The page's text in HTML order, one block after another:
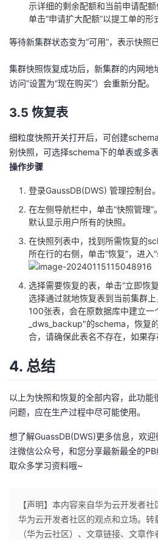
示详细的剩余配额和当前申请配
单击“申请扩大配额”以提工单的形
等待新集群状态变为“可用”，表示快照
集群快照恢复成功后，新集群的内网地
访问”设置为“现在购买”）会重新分配。
3.5 恢复表
细粒度快照开关打开后，可创建
别快照，可选择schema下的单表或多
操作步骤
登录GaussDB(DWS) 管理控制台。
在左侧导航栏中，单击“快照管理”。
默认显示用户所有的快照。
在快照列表中，找到所需恢复的
所在行的右侧，单击“恢复”，进入
选择需要恢复的表，单击“立即恢复
选择通过就地恢复表到当前集群
100张表，会在原数据库中建立一
_dws_backup"的schema，恢复
合，请确保此表名不存在，如果
4. 总结
以上为快照和恢复的全部内容，此功能
问题，应在生产过程中尽可能使用。
想了解GuassDB(DWS)更多信息，欢迎
注微信公众号，和您分享最新最全的
取众多学习资料哦~
【声明】本内容来自华为云开发者
华为云开发者社区的观点和立场。
（华为云社区）、文章链接、文章